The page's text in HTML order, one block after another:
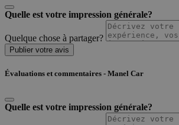
Quelle est votre impression générale?
Quelque chose à partager?
Publier votre avis
Évaluations et commentaires - Manel Car
Quelle est votre impression générale?